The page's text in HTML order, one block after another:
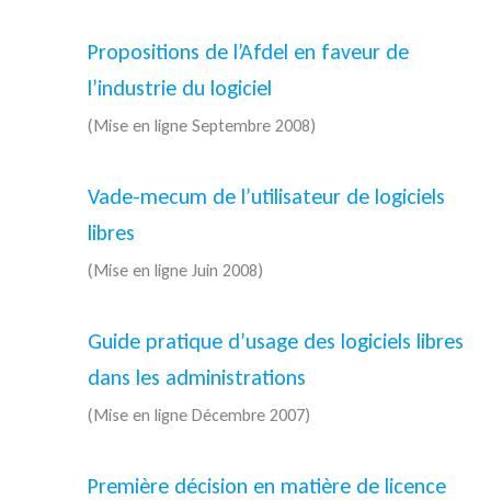
Propositions de l’Afdel en faveur de
l’industrie du logiciel
(Mise en ligne Septembre 2008)
Vade-mecum de l’utilisateur de logiciels
libres
(Mise en ligne Juin 2008)
Guide pratique d’usage des logiciels libres
dans les administrations
(Mise en ligne Décembre 2007)
Première décision en matière de licence